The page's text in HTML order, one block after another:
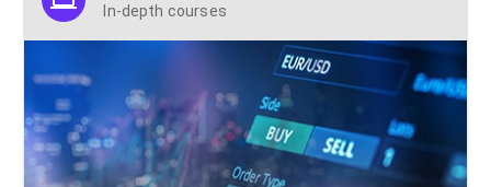
In-depth courses